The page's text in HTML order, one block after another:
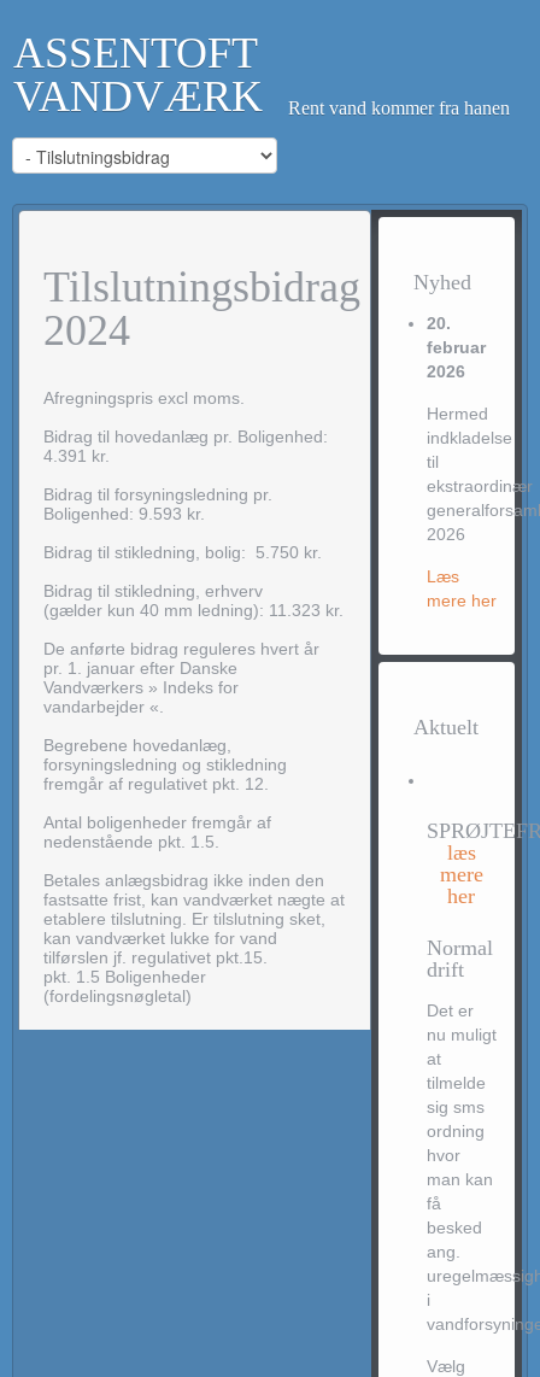
ASSENTOFT
VANDVÆRK
Rent vand kommer fra hanen
Tilslutningsbidrag
2024
Afregningspris excl moms.
Bidrag til hovedanlæg pr. Boligenhed:
4.391 kr.
Bidrag til forsyningsledning pr.
Boligenhed: 9.593 kr.
Bidrag til stikledning, bolig: 5.750 kr.
Bidrag til stikledning, erhverv
(gælder kun 40 mm ledning): 11.323 kr.
De anførte bidrag reguleres hvert år
pr. 1. januar efter Danske
Vandværkers » Indeks for
vandarbejder «.
Begrebene hovedanlæg,
forsyningsledning og stikledning
fremgår af regulativet pkt. 12.
Antal boligenheder fremgår af
nedenstående pkt. 1.5.
Betales anlægsbidrag ikke inden den
fastsatte frist, kan vandværket nægte at
etablere tilslutning. Er tilslutning sket,
kan vandværket lukke for vand
tilførslen jf. regulativet pkt.15.
pkt. 1.5 Boligenheder
(fordelingsnøgletal)
Nyhed
20.
februar
2026
Hermed
indkladelse
til
ekstraordinær
2026
Læs
mere her
Aktuelt
læs
mere
her
Normal
drift
Det er
nu muligt
at
tilmelde
sig sms
ordning
hvor
man kan
få
besked
ang.
i
Vælg